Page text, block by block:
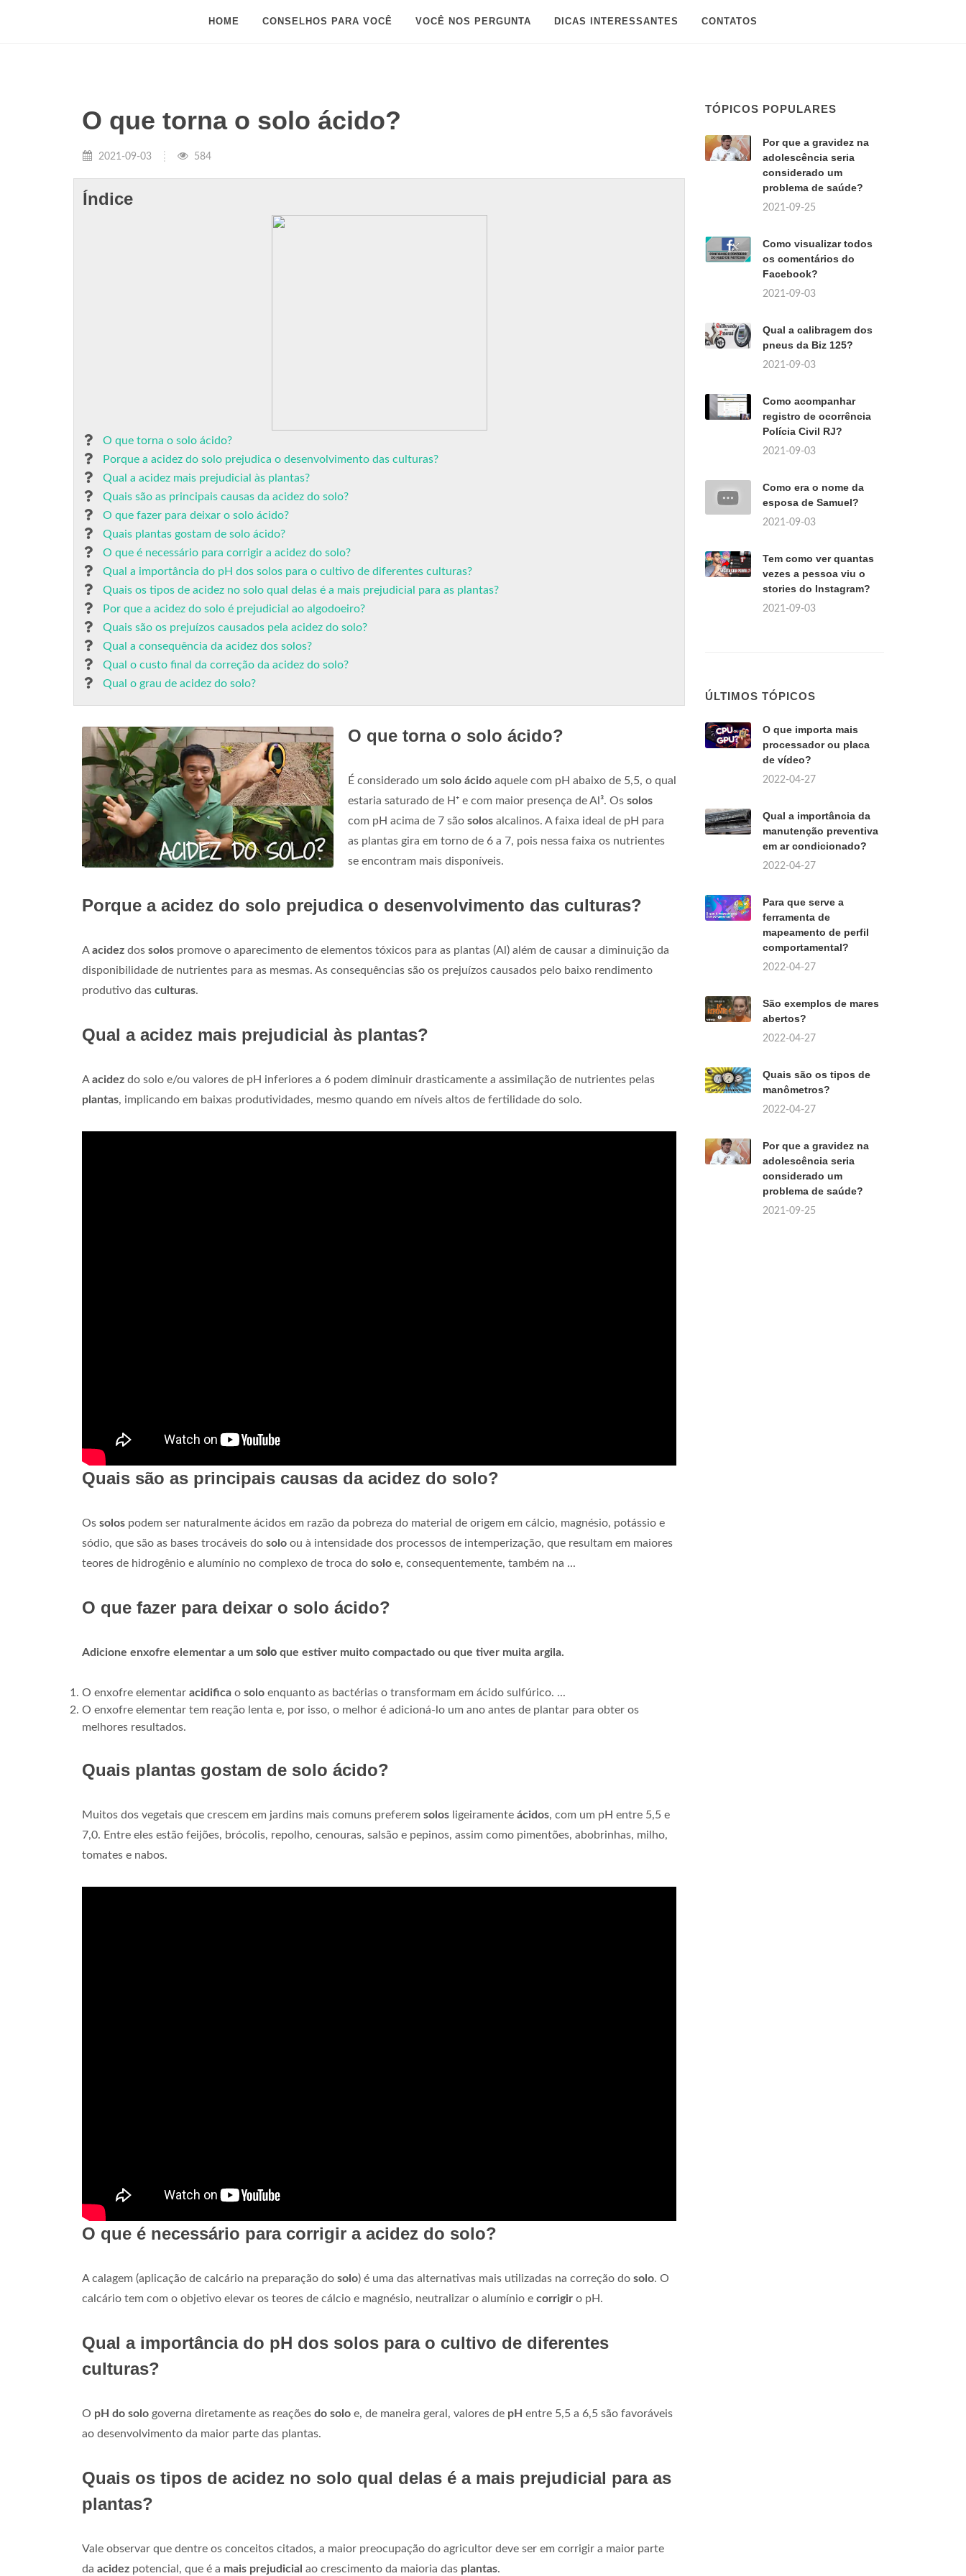
HOME CONSELHOS PARA VOCÊ VOCÊ NOS PERGUNTA DICAS INTERESSANTES CONTATOS
O que torna o solo ácido?
2021-09-03 584
Índice
O que torna o solo ácido?
Porque a acidez do solo prejudica o desenvolvimento das culturas?
Qual a acidez mais prejudicial às plantas?
Quais são as principais causas da acidez do solo?
O que fazer para deixar o solo ácido?
Quais plantas gostam de solo ácido?
O que é necessário para corrigir a acidez do solo?
Qual a importância do pH dos solos para o cultivo de diferentes culturas?
Quais os tipos de acidez no solo qual delas é a mais prejudicial para as plantas?
Por que a acidez do solo é prejudicial ao algodoeiro?
Quais são os prejuízos causados pela acidez do solo?
Qual a consequência da acidez dos solos?
Qual o custo final da correção da acidez do solo?
Qual o grau de acidez do solo?
O que torna o solo ácido?
É considerado um solo ácido aquele com pH abaixo de 5,5, o qual
estaria saturado de H⁺ e com maior presença de Al³. Os solos
com pH acima de 7 são solos alcalinos. A faixa ideal de pH para
as plantas gira em torno de 6 a 7, pois nessa faixa os nutrientes
se encontram mais disponíveis.
Porque a acidez do solo prejudica o desenvolvimento das culturas?
Aacidez dos solos promove o aparecimento de elementos tóxicos para as plantas (Al) além de causar a diminuição da
disponibilidade de nutrientes para as mesmas. As consequências são os prejuízos causados pelo baixo rendimento
produtivo das culturas.
Qual a acidez mais prejudicial às plantas?
Aacidez do solo e/ou valores de pH inferiores a 6 podem diminuir drasticamente a assimilação de nutrientes pelas
plantas, implicando em baixas produtividades, mesmo quando em níveis altos de fertilidade do solo.
Quais são as principais causas da acidez do solo?
Os solos podem ser naturalmente ácidos em razão da pobreza do material de origem em cálcio, magnésio, potássio e
sódio, que são as bases trocáveis do solo ou à intensidade dos processos de intemperização, que resultam em maiores
teores de hidrogênio e alumínio no complexo de troca do solo e, consequentemente, também na ...
O que fazer para deixar o solo ácido?
Adicione enxofre elementar a um solo que estiver muito compactado ou que tiver muita argila.
O enxofre elementar acidifica o solo enquanto as bactérias o transformam em ácido sulfúrico. ...
O enxofre elementar tem reação lenta e, por isso, o melhor é adicioná-lo um ano antes de plantar para obter os
melhores resultados.
Quais plantas gostam de solo ácido?
Muitos dos vegetais que crescem em jardins mais comuns preferem solos ligeiramente ácidos, com um pH entre 5,5 e
7,0. Entre eles estão feijões, brócolis, repolho, cenouras, salsão e pepinos, assim como pimentões, abobrinhas, milho,
tomates e nabos.
O que é necessário para corrigir a acidez do solo?
A calagem (aplicação de calcário na preparação do solo) é uma das alternativas mais utilizadas na correção do solo. O
calcário tem com o objetivo elevar os teores de cálcio e magnésio, neutralizar o alumínio e corrigir o pH.
Qual a importância do pH dos solos para o cultivo de diferentes
culturas?
O pH do solo governa diretamente as reações do solo e, de maneira geral, valores de pH entre 5,5 a 6,5 são favoráveis
ao desenvolvimento da maior parte das plantas.
Quais os tipos de acidez no solo qual delas é a mais prejudicial para as
plantas?
Vale observar que dentre os conceitos citados, a maior preocupação do agricultor deve ser em corrigir a maior parte
da acidez potencial, que é a mais prejudicial ao crescimento da maioria das plantas.
TÓPICOS POPULARES
Por que a gravidez na
adolescência seria
considerado um
problema de saúde?
2021-09-25
Como visualizar todos
os comentários do
Facebook?
2021-09-03
Qual a calibragem dos
pneus da Biz 125?
2021-09-03
Como acompanhar
registro de ocorrência
Polícia Civil RJ?
2021-09-03
Como era o nome da
esposa de Samuel?
2021-09-03
Tem como ver quantas
vezes a pessoa viu o
stories do Instagram?
2021-09-03
ÚLTIMOS TÓPICOS
O que importa mais
processador ou placa
de vídeo?
2022-04-27
Qual a importância da
manutenção preventiva
em ar condicionado?
2022-04-27
Para que serve a
ferramenta de
mapeamento de perfil
comportamental?
2022-04-27
São exemplos de mares
abertos?
2022-04-27
Quais são os tipos de
manômetros?
2022-04-27
Por que a gravidez na
adolescência seria
considerado um
problema de saúde?
2021-09-25